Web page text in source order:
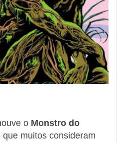
o Monstro do
que muitos consideram